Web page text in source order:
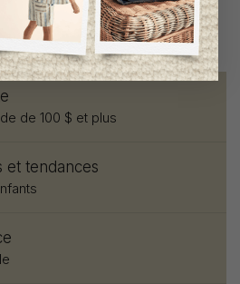
de 100 $ et plus
et tendances